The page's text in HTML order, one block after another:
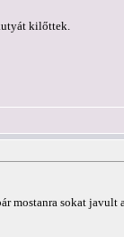
kilőttek.
mostanra sokat